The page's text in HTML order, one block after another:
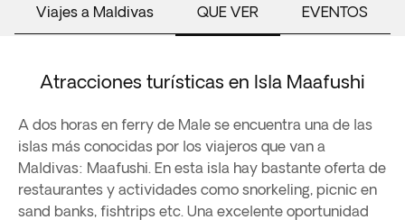
Viajes a Maldivas QUE VER EVENTOS
Atracciones turísticas en Isla Maafushi
A dos horas en ferry de Male se encuentra una de las
islas más conocidas por los viajeros que van a
Maldivas: Maafushi. En esta isla hay bastante oferta de
restaurantes y actividades como snorkeling, picnic en
sand banks, fishtrips etc. Una excelente oportunidad